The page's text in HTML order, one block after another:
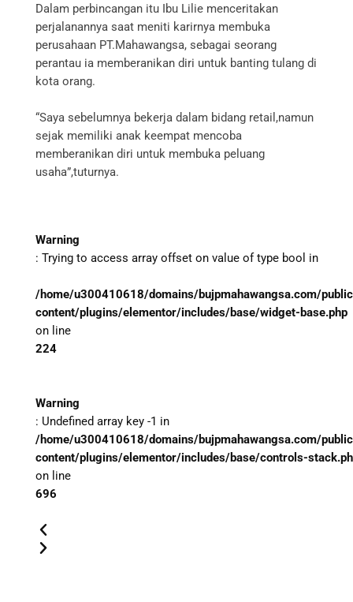
Dalam perbincangan itu Ibu Lilie menceritakan
perjalanannya saat meniti karirnya membuka
perusahaan PT.Mahawangsa, sebagai seorang
perantau ia memberanikan diri untuk banting tulang di
kota orang.
“Saya sebelumnya bekerja dalam bidang retail,namun
sejak memiliki anak keempat mencoba
memberanikan diri untuk membuka peluang
usaha”,tuturnya.
Warning
: Trying to access array offset on value of type bool in
/home/u300410618/domains/bujpmahawangsa.com/
content/plugins/elementor/includes/base/widget-base.php
on line
224
Warning
: Undefined array key -1 in
/home/u300410618/domains/bujpmahawangsa.com/
content/plugins/elementor/includes/base/controls-
on line
696